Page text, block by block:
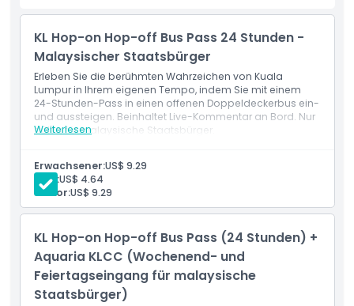
Inklusivleistungen
Richtlinie für Kinder und Erwachsene
Öffnungszeiten
Dinge, die Sie wissen sollten
Ort
KL Hop-on Hop-off Bus Pass 24 Stunden -
Malaysischer Staatsbürger
Erleben Sie die berühmten Wahrzeichen von Kuala
Lumpur in Ihrem eigenen Tempo, indem Sie mit einem
24-Stunden-Pass in einen offenen Doppeldeckerbus ein-
und aussteigen. Beinhaltet Live-Kommentar an Bord. Nur
gültig für malaysische Staatsbürger.
Weiterlesen
Erwachsener:US$ 9.29
Kind:US$ 4.64
Senior:US$ 9.29
KL Hop-on Hop-off Bus Pass (24 Stunden) +
Aquaria KLCC (Wochenend- und
Feiertagseingang für malaysische
Staatsbürger)